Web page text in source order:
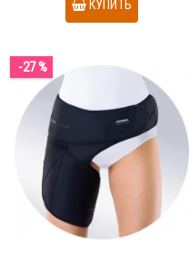
КУПИТЬ
-27 %